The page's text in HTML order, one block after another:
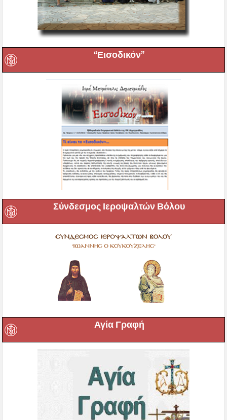
“Εισοδικόν”
Σύνδεσμος Ιεροψαλτών Βόλου
Αγία Γραφή